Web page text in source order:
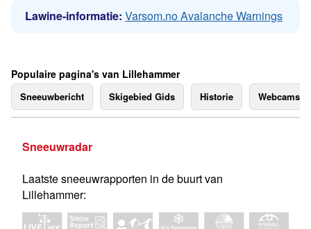
Lawine-informatie: Varsom.no Avalanche Warnings
Populaire pagina's van Lillehammer
Sneeuwbericht Skigebied Gids Historie Webcams
Sneeuwradar
Laatste sneeuwrapporten in de buurt van
Lillehammer: